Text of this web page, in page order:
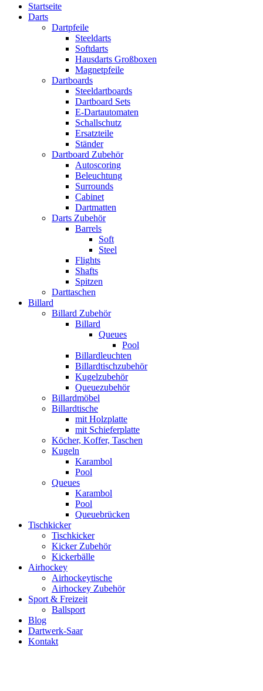
Startseite
Darts
Dartpfeile
Steeldarts
Softdarts
Hausdarts Großboxen
Magnetpfeile
Dartboards
Steeldartboards
Dartboard Sets
E-Dartautomaten
Schallschutz
Ersatzteile
Ständer
Dartboard Zubehör
Autoscoring
Beleuchtung
Surrounds
Cabinet
Dartmatten
Darts Zubehör
Barrels
Soft
Steel
Flights
Shafts
Spitzen
Darttaschen
Billard
Billard Zubehör
Billard
Queues
Pool
Billardleuchten
Billardtischzubehör
Kugelzubehör
Queuezubehör
Billardmöbel
Billardtische
mit Holzplatte
mit Schieferplatte
Köcher, Koffer, Taschen
Kugeln
Karambol
Pool
Queues
Karambol
Pool
Queuebrücken
Tischkicker
Tischkicker
Kicker Zubehör
Kickerbälle
Airhockey
Airhockeytische
Airhockey Zubehör
Sport & Freizeit
Ballsport
Blog
Dartwerk-Saar
Kontakt